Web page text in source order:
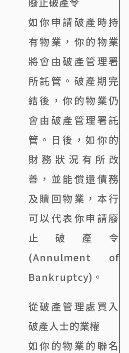
如你申請破產時持
有物業，你的物業
將會由破產管理署
所託管。破產期完
結後，你的物業仍
會由破產管理署託
管。日後，如你的
財務狀況有所改
善，並能償還債務
及贖回物業，本行
可以代表你申請廢
止破產令
(Annulment of
Bankruptcy)。
從破產管理處買入
破產人士的業權
如你的物業的聯名